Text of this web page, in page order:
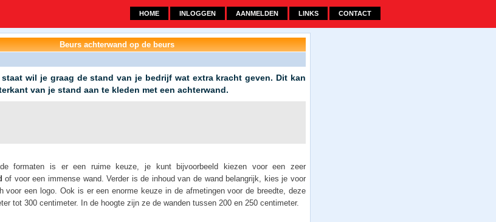
HOME INLOGGEN AANMELDEN LINKS CONTACT
Beurs achterwand op de beurs
wil je graag de stand van je bedrijf wat extra kracht geven. Dit kan
van je stand aan te kleden met een achterwand.
formaten is er een ruime keuze, je kunt bijvoorbeeld kiezen voor een zeer
of voor een immense wand. Verder is de inhoud van de wand belangrijk, kies je voor
voor een logo. Ook is er een enorme keuze in de afmetingen voor de breedte, deze
tot 300 centimeter. In de hoogte zijn ze de wanden tussen 200 en 250 centimeter.